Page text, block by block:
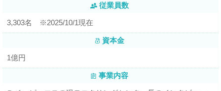
従業員数
3,303名 ※2025/10/1現在
資本金
1億円
事業内容